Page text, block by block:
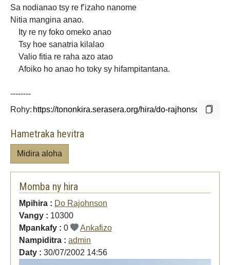
Sa nodianao tsy re f’izaho nanome
Nitia mangina anao.
Ity re ny foko omeko anao
Tsy hoe sanatria kilalao
Valio fitia re raha azo atao
Afoiko ho anao ho toky sy hifampitantana.
--------
Rohy:
Hametraka hevitra
Midira aloha
Momba ny hira
Mpihira : Do Rajohnson
Vangy : 10300
Mpankafy : 0
Ankafizo
Nampiditra : admin
Daty : 30/07/2002 14:56